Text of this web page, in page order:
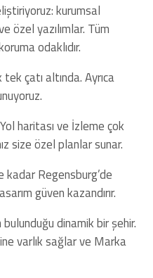
kurumsal
yazılımlar. Tüm
odaklıdır.
çatı altında. Ayrıca
haritası ve İzleme çok
size özel planlar sunar.
Regensburg’de
güven kazandırır.
dinamik bir şehir.
varlık sağlar ve Marka